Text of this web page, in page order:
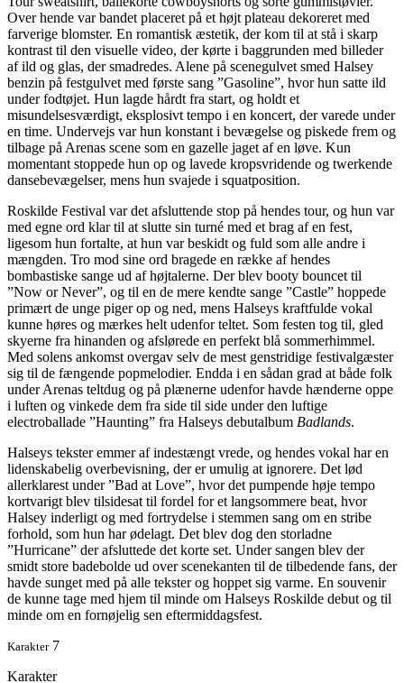
Over hende var bandet placeret på et højt plateau dekoreret med
farverige blomster. En romantisk æstetik, der kom til at stå i skarp
kontrast til den visuelle video, der kørte i baggrunden med billeder
af ild og glas, der smadredes. Alene på scenegulvet smed Halsey
benzin på festgulvet med første sang ”Gasoline”, hvor hun satte ild
under fodtøjet. Hun lagde hårdt fra start, og holdt et
misundelsesværdigt, eksplosivt tempo i en koncert, der varede under
en time. Undervejs var hun konstant i bevægelse og piskede frem og
tilbage på Arenas scene som en gazelle jaget af en løve. Kun
momentant stoppede hun op og lavede kropsvridende og twerkende
dansebevægelser, mens hun svajede i squatposition.
Roskilde Festival var det afsluttende stop på hendes tour, og hun var
med egne ord klar til at slutte sin turné med et brag af en fest,
ligesom hun fortalte, at hun var beskidt og fuld som alle andre i
mængden. Tro mod sine ord bragede en række af hendes
bombastiske sange ud af højtalerne. Der blev booty bouncet til
”Now or Never”, og til en de mere kendte sange ”Castle” hoppede
primært de unge piger op og ned, mens Halseys kraftfulde vokal
kunne høres og mærkes helt udenfor teltet. Som festen tog til, gled
skyerne fra hinanden og afslørede en perfekt blå sommerhimmel.
Med solens ankomst overgav selv de mest genstridige festivalgæster
sig til de fængende popmelodier. Endda i en sådan grad at både folk
under Arenas teltdug og på plænerne udenfor havde hænderne oppe
i luften og vinkede dem fra side til side under den luftige
electroballade ”Haunting” fra Halseys debutalbum Badlands.
Halseys tekster emmer af indestængt vrede, og hendes vokal har en
lidenskabelig overbevisning, der er umulig at ignorere. Det lød
allerklarest under ”Bad at Love”, hvor det pumpende høje tempo
kortvarigt blev tilsidesat til fordel for et langsommere beat, hvor
Halsey inderligt og med fortrydelse i stemmen sang om en stribe
forhold, som hun har ødelagt. Det blev dog den storladne
”Hurricane” der afsluttede det korte set. Under sangen blev der
smidt store badebolde ud over scenekanten til de tilbedende fans, der
havde sunget med på alle tekster og hoppet sig varme. En souvenir
de kunne tage med hjem til minde om Halseys Roskilde debut og til
minde om en fornøjelig sen eftermiddagsfest.
Karakter 7
Karakter